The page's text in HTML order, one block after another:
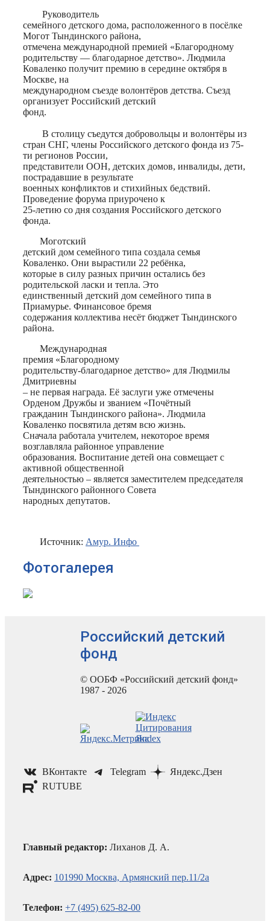
Руководитель
семейного детского дома, расположенного в посёлке
Могот Тындинского района,
отмечена международной премией «Благородному
родительству — благодарное детство». Людмила
Коваленко получит премию в середине октября в
Москве, на
международном съезде волонтёров детства. Съезд
организует Российский детский
фонд.
В столицу съедутся добровольцы и волонтёры из
стран СНГ, члены Российского детского фонда из 75-
ти регионов России,
представители ООН, детских домов, инвалиды, дети,
пострадавшие в результате
военных конфликтов и стихийных бедствий.
Проведение форума приурочено к
25-летию со дня создания Российского детского
фонда.
Моготский
детский дом семейного типа создала семья
Коваленко. Они вырастили 22 ребёнка,
которые в силу разных причин остались без
родительской ласки и тепла. Это
единственный детский дом семейного типа в
Приамурье. Финансовое бремя
содержания коллектива несёт бюджет Тындинского
района.
Международная
премия «Благородному
родительству-благодарное детство» для Людмилы
Дмитриевны
– не первая награда. Её заслуги уже отмечены
Орденом Дружбы и званием «Почётный
гражданин Тындинского района». Людмила
Коваленко посвятила детям всю жизнь.
Сначала работала учителем, некоторое время
возглавляла районное управление
образования. Воспитание детей она совмещает с
активной общественной
деятельностью – является заместителем председателя
Тындинского районного Совета
народных депутатов.
Источник: Амур. Инфо
Фотогалерея
Российский детский
фонд
© ООБФ «Российский детский фонд»
1987 - 2026
ВКонтакте Telegram
Яндекс.Дзен
RUTUBE
Главный редактор: Лиханов Д. А.
Адрес: 101990 Москва, Армянский пер.11/2а
Телефон: +7 (495) 625-82-00